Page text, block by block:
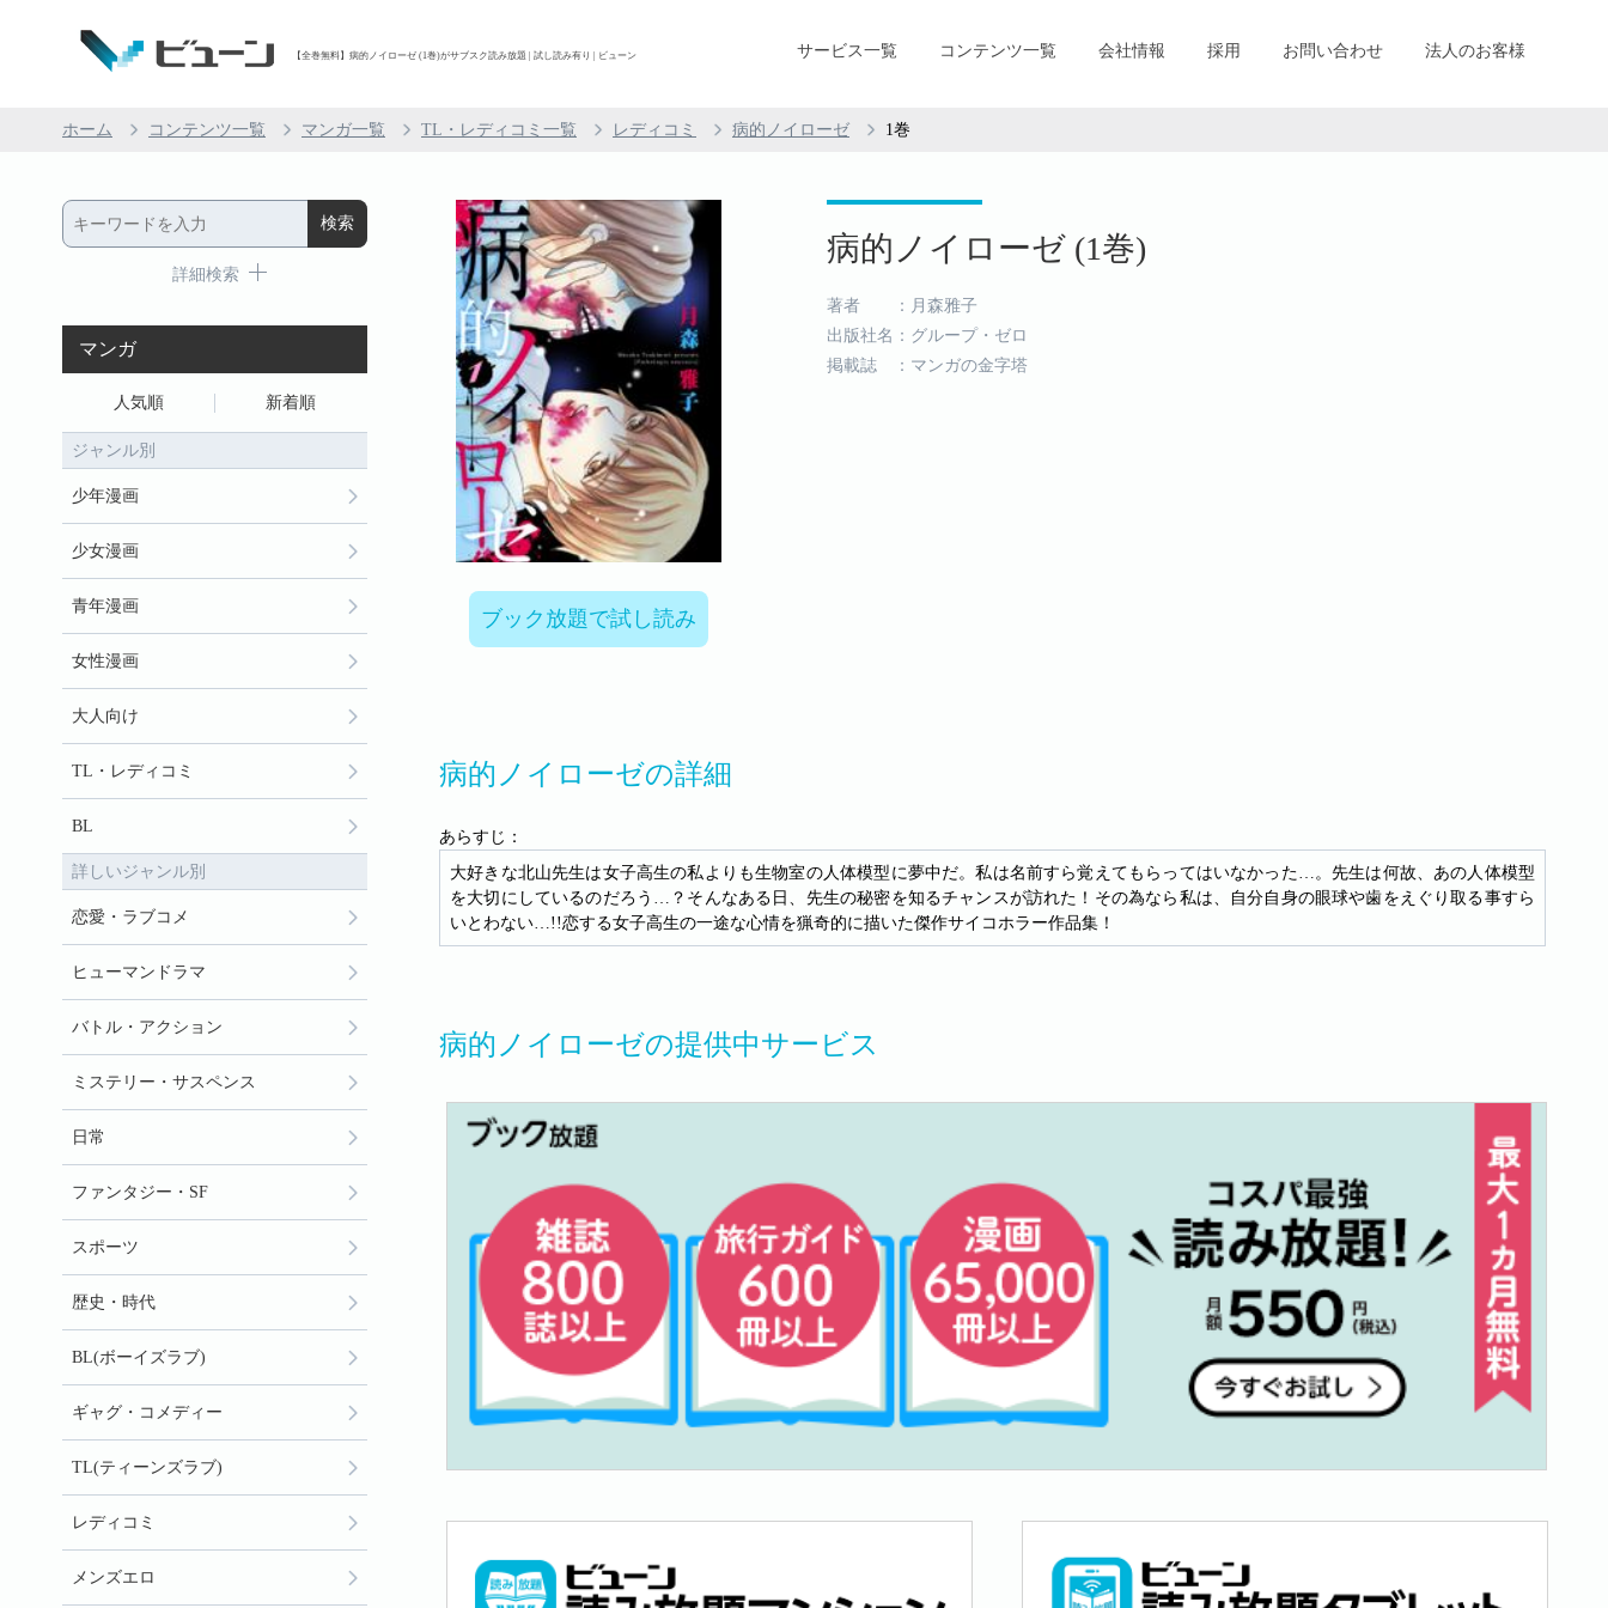
【全巻無料】病的ノイローゼ (1巻)がサブスク読み放題 | 試し読み有り | ビューン サービス一覧 コンテンツ一覧 会社情報 採用 お問い合わせ 法人のお客様
ホーム コンテンツ一覧 マンガ一覧 TL・レディコミ一覧 レディコミ 病的ノイローゼ 1巻
ブック放題で試し読み
病的ノイローゼ (1巻)
著者 ：月森雅子
出版社名：グループ・ゼロ
掲載誌 ：マンガの金字塔
病的ノイローゼの詳細
あらすじ：
大好きな北山先生は女子高生の私よりも生物室の人体模型に夢中だ。私は名前すら覚えてもらってはいなかった…。先生は何故、あの人体模型
を大切にしているのだろう…？そんなある日、先生の秘密を知るチャンスが訪れた！その為なら私は、自分自身の眼球や歯をえぐり取る事すら
いとわない…!!恋する女子高生の一途な心情を猟奇的に描いた傑作サイコホラー作品集！
病的ノイローゼの提供中サービス
詳細検索
マンガ
人気順 新着順
ジャンル別
少年漫画
少女漫画
青年漫画
女性漫画
大人向け
TL・レディコミ
BL
詳しいジャンル別
恋愛・ラブコメ
ヒューマンドラマ
バトル・アクション
ミステリー・サスペンス
日常
ファンタジー・SF
スポーツ
歴史・時代
BL(ボーイズラブ)
ギャグ・コメディー
TL(ティーンズラブ)
レディコミ
メンズエロ